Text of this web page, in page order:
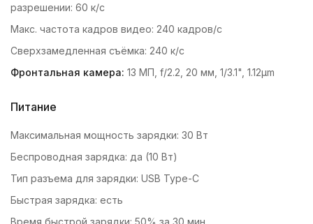
разрешении: 60 к/c
Макс. частота кадров видео: 240 кадров/с
Сверхзамедленная съёмка: 240 к/с
Фронтальная камера: 13 МП, f/2.2, 20 мм, 1/3.1", 1.12µm
Питание
Максимальная мощность зарядки: 30 Вт
Беспроводная зарядка: да (10 Вт)
Тип разъема для зарядки: USB Type-C
Быстрая зарядка: есть
Время быстрой зарядки: 50% за 30 мин